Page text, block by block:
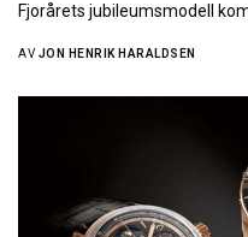
Fjorårets jubileumsmodell
AV JON HENRIK HARALDSEN